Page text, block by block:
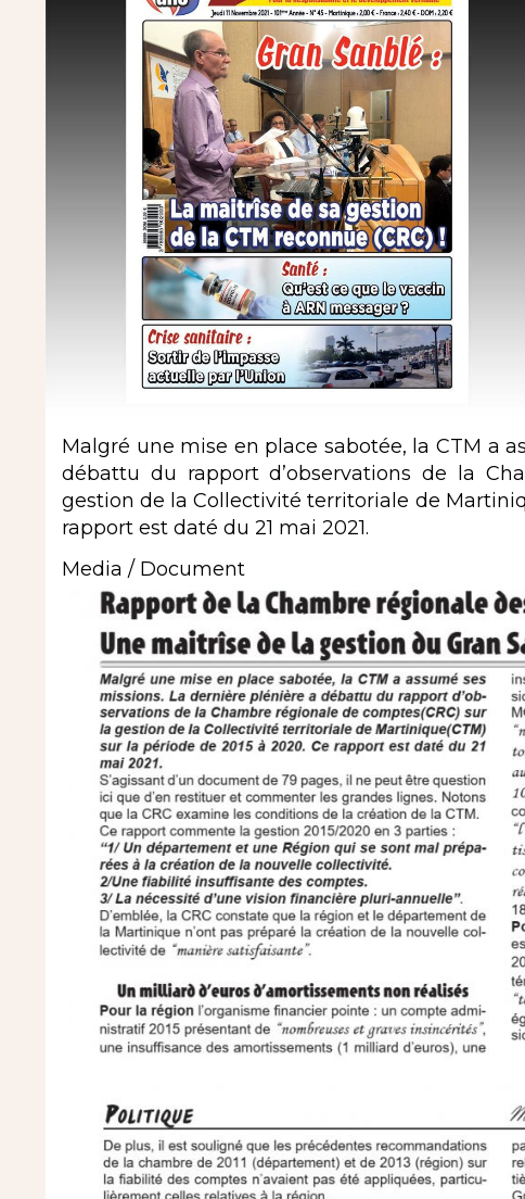
Malgré une mise en place sabotée, la CTM a
débattu du rapport d’observations de la
gestion de la Collectivité territoriale de
rapport est daté du 21 mai 2021.
Media / Document
Image